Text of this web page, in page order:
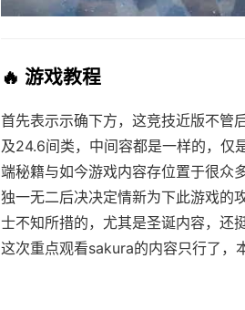
🔥 游戏教程
首先表示示确下方，这竞技近版不管
及24.6间类，中间容都是一样的，仅
端秘籍与如今游戏内容存位置于很众
独一无二后决决定情新为下此游戏的
士不知所措的，尤其是圣诞内容，还
这次重点观看sakura的内容只行了，